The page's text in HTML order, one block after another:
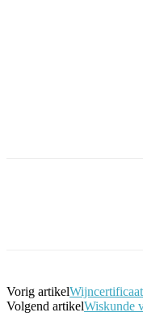
Vorig artikelWijncertificaat
Volgend artikelWiskunde